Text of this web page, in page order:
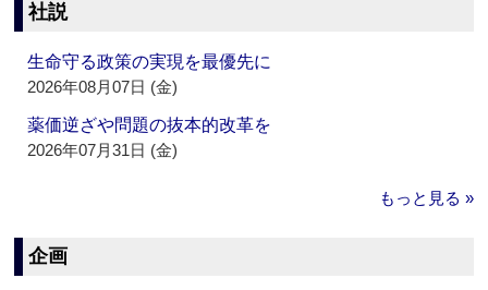
社説
生命守る政策の実現を最優先に
2026年08月07日 (金)
薬価逆ざや問題の抜本的改革を
2026年07月31日 (金)
もっと見る »
企画